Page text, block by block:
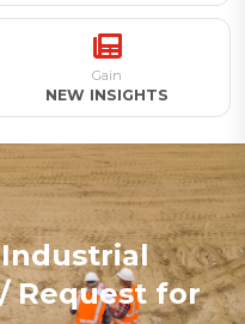
Gain
NEW INSIGHTS
Request for